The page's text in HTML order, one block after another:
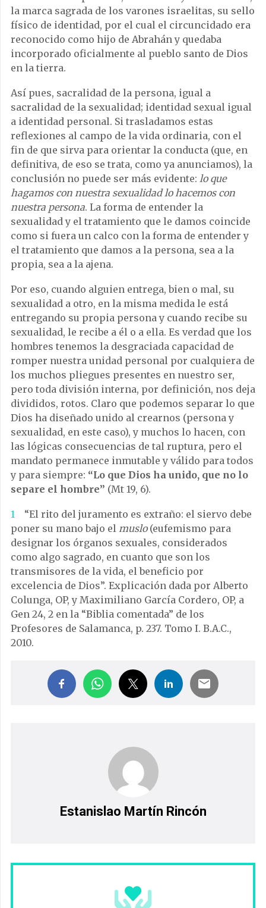
la marca sagrada de los varones israelitas, su sello
físico de identidad, por el cual el circuncidado era
reconocido como hijo de Abrahán y quedaba
incorporado oficialmente al pueblo santo de Dios
en la tierra.
Así pues, sacralidad de la persona, igual a
sacralidad de la sexualidad; identidad sexual igual
a identidad personal. Si trasladamos estas
reflexiones al campo de la vida ordinaria, con el
fin de que sirva para orientar la conducta (que, en
definitiva, de eso se trata, como ya anunciamos), la
conclusión no puede ser más evidente: lo que
hagamos con nuestra sexualidad lo hacemos con
nuestra persona. La forma de entender la
sexualidad y el tratamiento que le damos coincide
como si fuera un calco con la forma de entender y
el tratamiento que damos a la persona, sea a la
propia, sea a la ajena.
Por eso, cuando alguien entrega, bien o mal, su
sexualidad a otro, en la misma medida le está
entregando su propia persona y cuando recibe su
sexualidad, le recibe a él o a ella. Es verdad que los
hombres tenemos la desgraciada capacidad de
romper nuestra unidad personal por cualquiera de
los muchos pliegues presentes en nuestro ser,
pero toda división interna, por definición, nos deja
divididos, rotos. Claro que podemos separar lo que
Dios ha diseñado unido al crearnos (persona y
sexualidad, en este caso), y muchos lo hacen, con
las lógicas consecuencias de tal ruptura, pero el
mandato permanece inmutable y válido para todos
y para siempre: “Lo que Dios ha unido, que no lo
separe el hombre” (Mt 19, 6).
1 “El rito del juramento es extraño: el siervo debe
poner su mano bajo el muslo (eufemismo para
designar los órganos sexuales, considerados
como algo sagrado, en cuanto que son los
transmisores de la vida, el beneficio por
excelencia de Dios”. Explicación dada por Alberto
Colunga, OP, y Maximiliano García Cordero, OP, a
Gen 24, 2 en la “Biblia comentada” de los
Profesores de Salamanca, p. 237. Tomo I. B.A.C.,
2010.
Estanislao Martín Rincón